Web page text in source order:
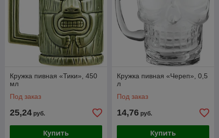
Кружка пивная «Тики», 450
мл
Под заказ
25,24 руб.
Купить
Кружка пивная «Череп», 0,5
л
Под заказ
14,76 руб.
Купить